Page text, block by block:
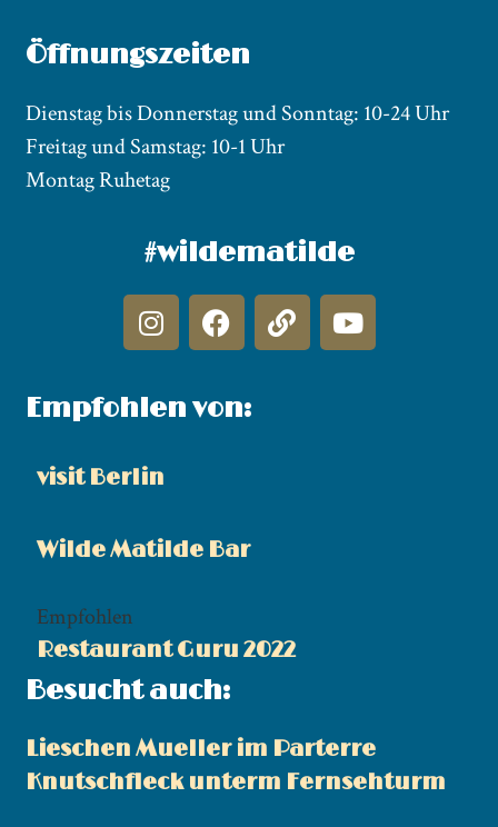
Öffnungszeiten
Dienstag bis Donnerstag und Sonntag: 10-24 Uhr
Freitag und Samstag: 10-1 Uhr
Montag Ruhetag
#wildematilde
Empfohlen von:
visit Berlin
Wilde Matilde Bar
Empfohlen
Restaurant Guru 2022
Besucht auch:
Lieschen Mueller im Parterre
Knutschfleck unterm Fernsehturm